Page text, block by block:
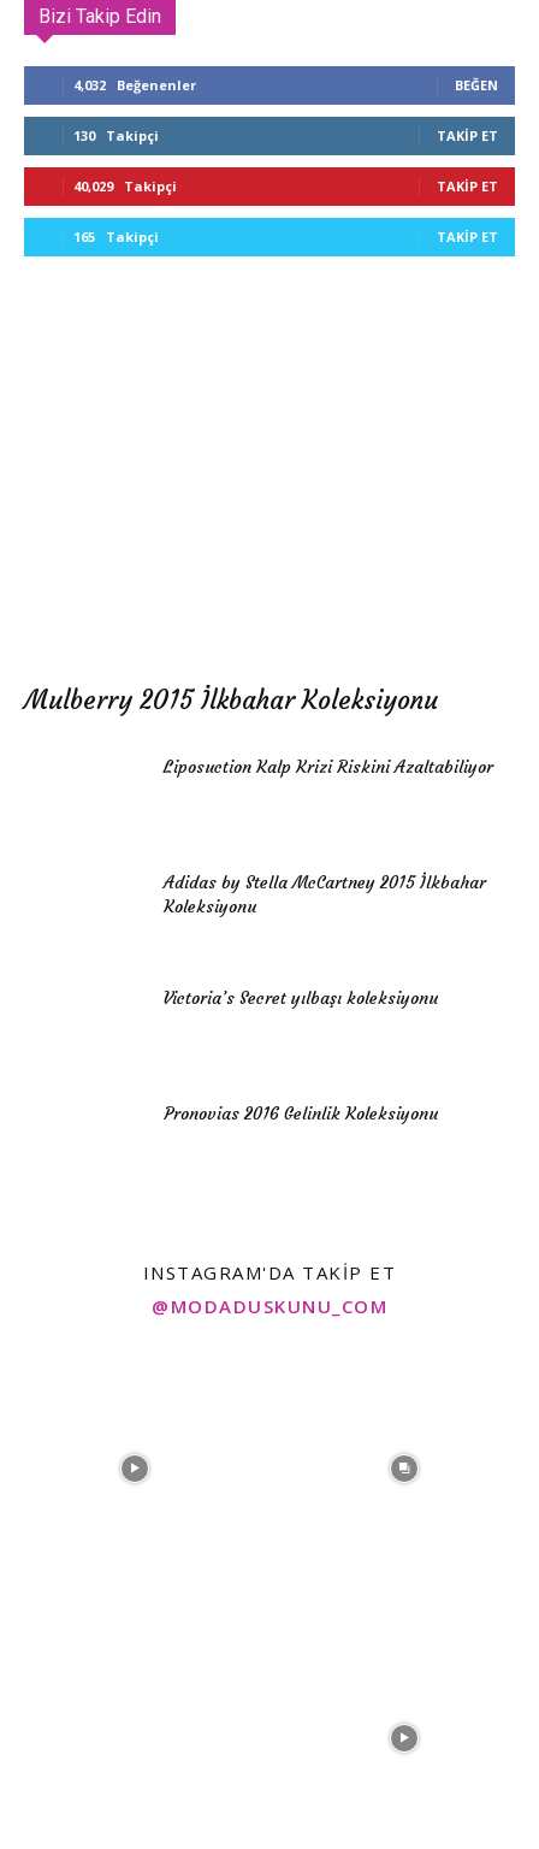
Bizi Takip Edin
4,032 Beğenenler BEĞEN
130 Takipçi TAKIP ET
40,029 Takipçi TAKIP ET
165 Takipçi TAKIP ET
Mulberry 2015 İlkbahar Koleksiyonu
Liposuction Kalp Krizi Riskini Azaltabiliyor
Adidas by Stella McCartney 2015 İlkbahar
Koleksiyonu
Victoria’s Secret yılbaşı koleksiyonu
Pronovias 2016 Gelinlik Koleksiyonu
INSTAGRAM'DA TAKIP ET
@MODADUSKUNU_COM